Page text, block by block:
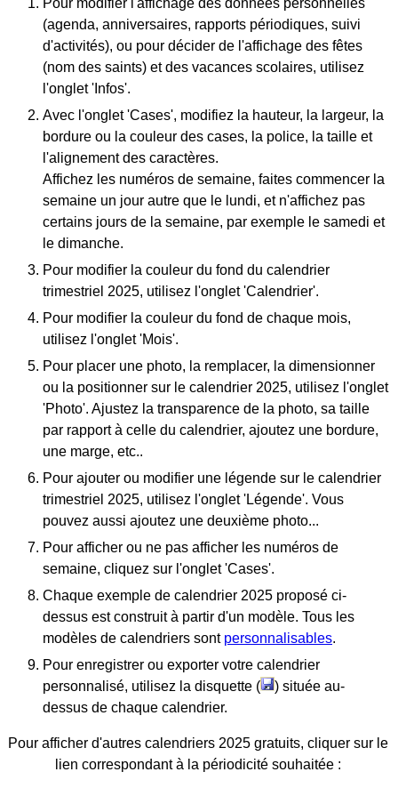
(agenda, anniversaires, rapports périodiques, suivi
d'activités), ou pour décider de l'affichage des fêtes
(nom des saints) et des vacances scolaires, utilisez
l'onglet 'Infos'.
Avec l'onglet 'Cases', modifiez la hauteur, la largeur, la
bordure ou la couleur des cases, la police, la taille et
l'alignement des caractères.
Affichez les numéros de semaine, faites commencer la
semaine un jour autre que le lundi, et n'affichez pas
certains jours de la semaine, par exemple le samedi et
le dimanche.
Pour modifier la couleur du fond du calendrier
trimestriel 2025, utilisez l'onglet 'Calendrier'.
Pour modifier la couleur du fond de chaque mois,
utilisez l'onglet 'Mois'.
Pour placer une photo, la remplacer, la dimensionner
ou la positionner sur le calendrier 2025, utilisez l'onglet
'Photo'. Ajustez la transparence de la photo, sa taille
par rapport à celle du calendrier, ajoutez une bordure,
une marge, etc..
Pour ajouter ou modifier une légende sur le calendrier
trimestriel 2025, utilisez l'onglet 'Légende'. Vous
pouvez aussi ajoutez une deuxième photo...
Pour afficher ou ne pas afficher les numéros de
semaine, cliquez sur l'onglet 'Cases'.
Chaque exemple de calendrier 2025 proposé ci-
dessus est construit à partir d'un modèle. Tous les
modèles de calendriers sont personnalisables.
Pour enregistrer ou exporter votre calendrier
personnalisé, utilisez la disquette (
) située au-
dessus de chaque calendrier.
Pour afficher d'autres calendriers 2025 gratuits, cliquer sur le
lien correspondant à la périodicité souhaitée :